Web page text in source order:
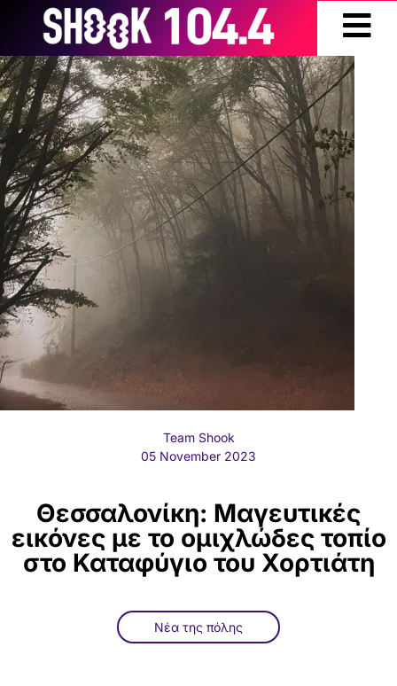
Team Shook
05 November 2023
Θεσσαλονίκη: Μαγευτικές
εικόνες με το ομιχλώδες τοπίο
στο Καταφύγιο του Χορτιάτη
Νέα της πόλης